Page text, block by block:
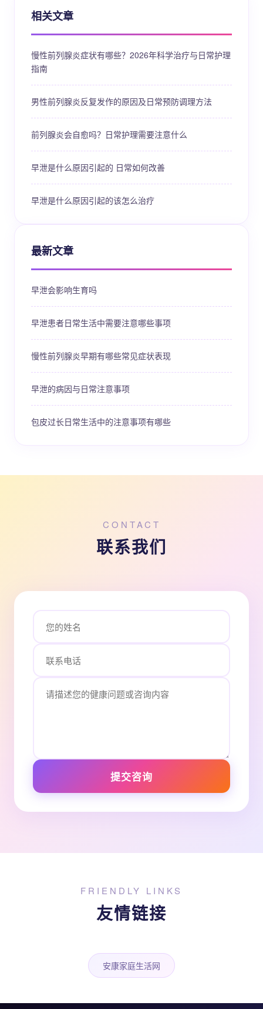
相关文章
慢性前列腺炎症状有哪些？2026年科学治疗与日常护理
指南
男性前列腺炎反复发作的原因及日常预防调理方法
前列腺炎会自愈吗？日常护理需要注意什么
早泄是什么原因引起的 日常如何改善
早泄是什么原因引起的该怎么治疗
最新文章
早泄会影响生育吗
早泄患者日常生活中需要注意哪些事项
慢性前列腺炎早期有哪些常见症状表现
早泄的病因与日常注意事项
包皮过长日常生活中的注意事项有哪些
CONTACT
联系我们
提交咨询
FRIENDLY LINKS
友情链接
安康家庭生活网